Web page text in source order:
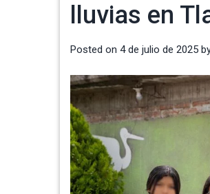
lluvias en
Posted on 4 de julio de 2025